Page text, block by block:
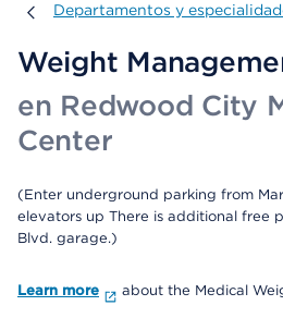
Departamentos y especialidades
Departamentos y
Weight
en Redwood City
Center
(Enter underground parking from
elevators up There is additional free
Blvd. garage.)
Learn more about the Medical